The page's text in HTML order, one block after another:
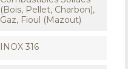
(Bois, Pellet, Charbon),
Gaz, Fioul (Mazout)
INOX 316